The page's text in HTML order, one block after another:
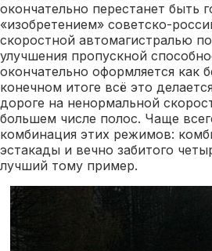
окончательно перестанет быть
«изобретением» советско-
скоростной автомагистралью
улучшения пропускной
окончательно оформляется как
конечном итоге всё это
дороге на ненормальной
большем числе полос. Чаще
комбинация этих режимов:
эстакады и вечно забитого
лучший тому пример.